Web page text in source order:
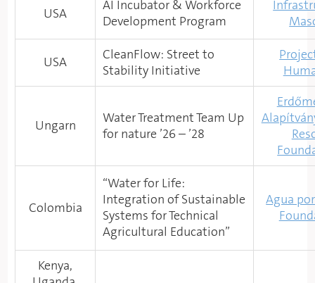
USA
AI Incubator & Workforce
Development Program
USA
CleanFlow: Street to
Stability Initiative
Ungarn
Water Treatment Team Up
for nature ’26 – ’28
Colombia
“Water for Life:
Integration of Sustainable
Systems for Technical
Agricultural Education”
Agua
Kenya,